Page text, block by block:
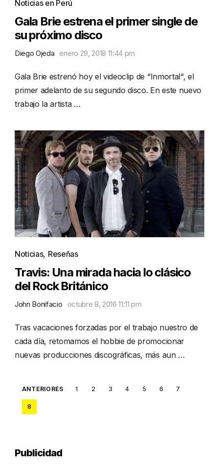
Noticias en Perú
Gala Brie estrena el primer single de
su próximo disco
Diego Ojeda enero 29, 2018 11:44 pm
Gala Brie estrenó hoy el videoclip de “Inmortal“, el
primer adelanto de su segundo disco. En este nuevo
trabajo la artista …
Noticias, Reseñas
Travis: Una mirada hacia lo clásico
del Rock Británico
John Bonifacio octubre 8, 2016 11:11 pm
Tras vacaciones forzadas por el trabajo nuestro de
cada día, retomamos el hobbie de promocionar
nuevas producciones discográficas, más aun …
Posts
pagination
ANTERIORES 1 2 3 4 5 6 7
8
Publicidad